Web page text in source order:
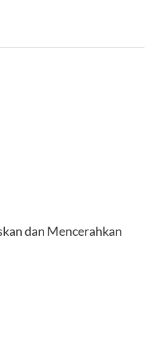
dan Mencerahkan